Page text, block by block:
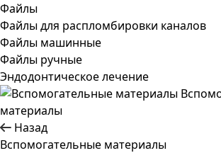
Файлы
Файлы для распломбировки каналов
Файлы машинные
Файлы ручные
Эндодонтическое лечение
материалы
Назад
Вспомогательные материалы